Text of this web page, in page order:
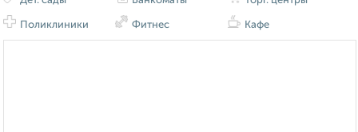
Поликлиники Фитнес Кафе